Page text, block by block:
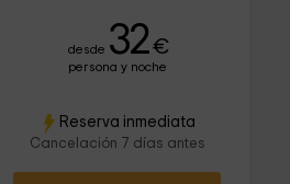
desde 32€
persona y noche
Reserva inmediata
Cancelación 7 días antes